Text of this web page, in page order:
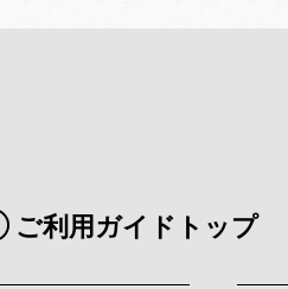
ご利用ガイドトップ